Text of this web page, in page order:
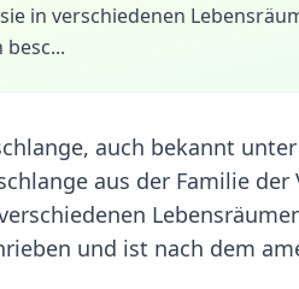
in verschiedenen
auch bekannt
aus der Familie
und ist nach dem